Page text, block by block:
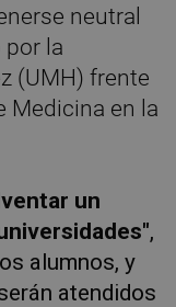
neutral
la
(UMH) frente
Medicina en la
un
,
alumnos, y
atendidos